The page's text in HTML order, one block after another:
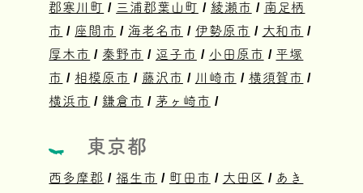
郡寒川町 / 三浦郡葉山町 / 綾瀬市 / 南足柄
市 / 座間市 / 海老名市 / 伊勢原市 / 大和市 /
厚木市 / 秦野市 / 逗子市 / 小田原市 / 平塚
市 / 相模原市 / 藤沢市 / 川崎市 / 横須賀市 /
横浜市 / 鎌倉市 / 茅ヶ崎市 /
東京都
西多摩郡 / 福生市 / 町田市 / 大田区 / あき